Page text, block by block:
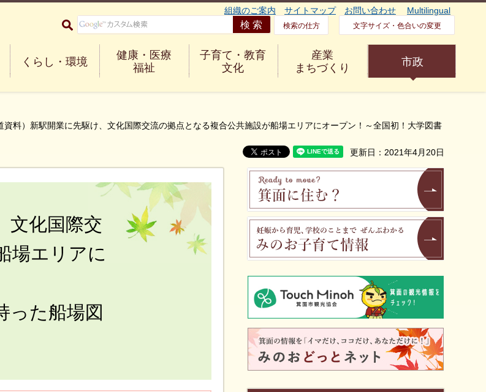
City
組織のご案内 サイトマップ お問い合わせ Multilingual
検索の仕方 文字サイズ・色合いの変更
くらし・環境
健康・医療
福祉
子育て・教育
文化
産業
まちづくり
市政
資料）新駅開業に先駆け、文化国際交流の拠点となる複合公共施設が船場エリアにオープン！～全国初！大学図書
更新日：2021年4月20日
文化国際交
場エリアに
った船場図